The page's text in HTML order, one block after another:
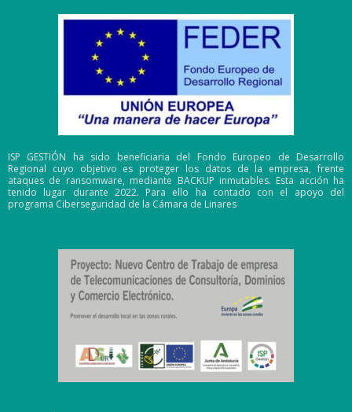
ISP GESTIÓN ha sido beneficiaria del Fondo Europeo de Desarrollo
Regional cuyo objetivo es proteger los datos de la empresa, frente
ataques de ransomware, mediante BACKUP inmutables. Esta acción ha
tenido lugar durante 2022. Para ello ha contado con el apoyo del
programa Ciberseguridad de la Cámara de Linares